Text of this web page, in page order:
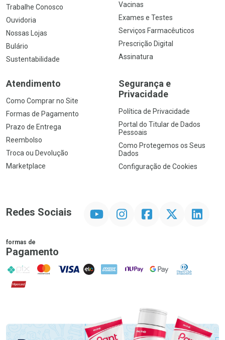
Trabalhe Conosco
Ouvidoria
Nossas Lojas
Bulário
Sustentabilidade
Vacinas
Exames e Testes
Serviços Farmacêuticos
Prescrição Digital
Assinatura
Atendimento
Como Comprar no Site
Formas de Pagamento
Prazo de Entrega
Reembolso
Troca ou Devolução
Marketplace
Segurança e
Privacidade
Política de Privacidade
Portal do Titular de Dados
Pessoais
Como Protegemos os Seus
Dados
Configuração de Cookies
Redes Sociais InstagramFacebookTwitter Linkedin
formas de
Pagamento
PIX MasterCard
VISA ELO AMEX NuPay Google PayDiners Club
Hipercard
Promoção em Destaque